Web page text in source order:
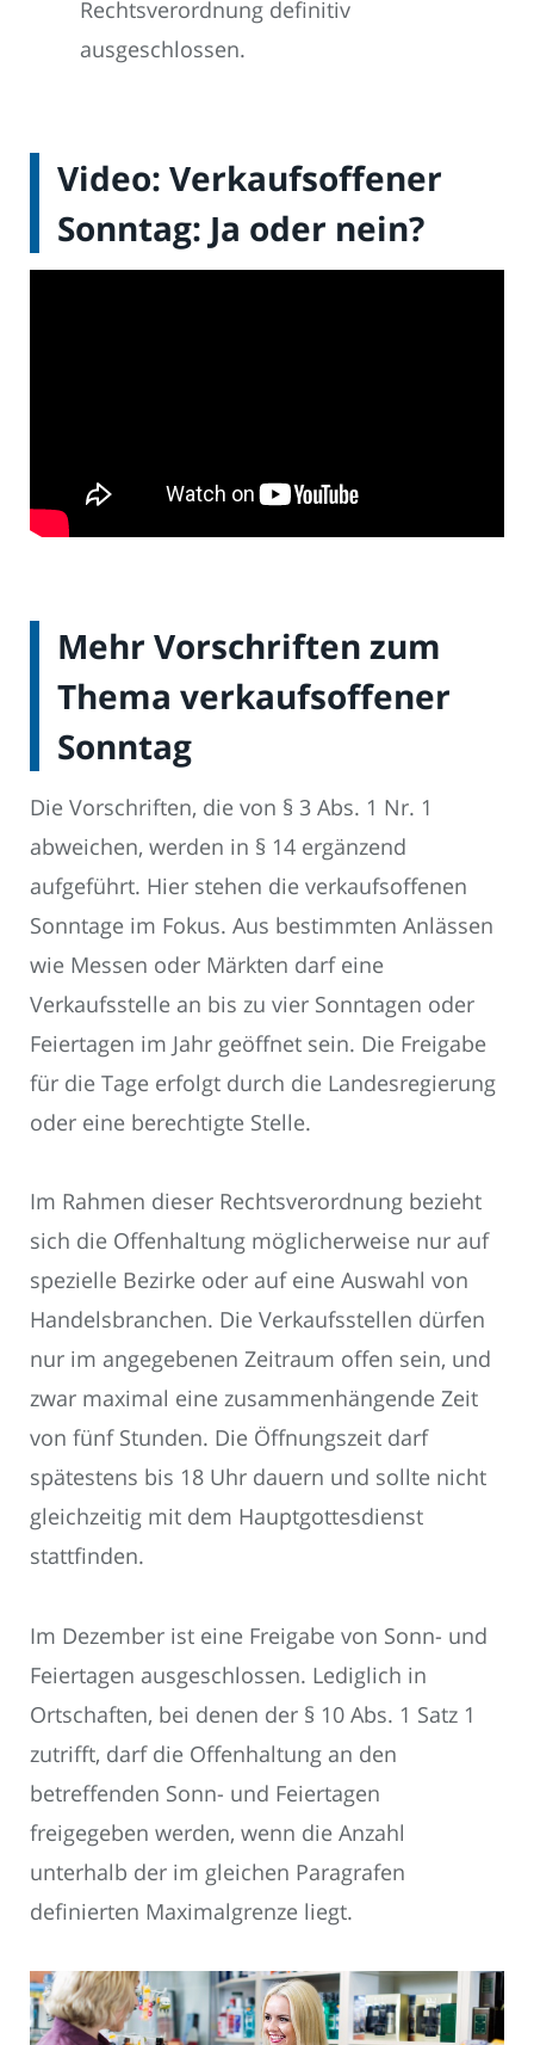
Rechtsverordnung definitiv
ausgeschlossen.
Video: Verkaufsoffener
Sonntag: Ja oder nein?
Mehr Vorschriften zum
Thema verkaufsoffener
Sonntag
Die Vorschriften, die von § 3 Abs. 1 Nr. 1
abweichen, werden in § 14 ergänzend
aufgeführt. Hier stehen die verkaufsoffenen
Sonntage im Fokus. Aus bestimmten Anlässen
wie Messen oder Märkten darf eine
Verkaufsstelle an bis zu vier Sonntagen oder
Feiertagen im Jahr geöffnet sein. Die Freigabe
für die Tage erfolgt durch die Landesregierung
oder eine berechtigte Stelle.
Im Rahmen dieser Rechtsverordnung bezieht
sich die Offenhaltung möglicherweise nur auf
spezielle Bezirke oder auf eine Auswahl von
Handelsbranchen. Die Verkaufsstellen dürfen
nur im angegebenen Zeitraum offen sein, und
zwar maximal eine zusammenhängende Zeit
von fünf Stunden. Die Öffnungszeit darf
spätestens bis 18 Uhr dauern und sollte nicht
gleichzeitig mit dem Hauptgottesdienst
stattfinden.
Im Dezember ist eine Freigabe von Sonn- und
Feiertagen ausgeschlossen. Lediglich in
Ortschaften, bei denen der § 10 Abs. 1 Satz 1
zutrifft, darf die Offenhaltung an den
betreffenden Sonn- und Feiertagen
freigegeben werden, wenn die Anzahl
unterhalb der im gleichen Paragrafen
definierten Maximalgrenze liegt.